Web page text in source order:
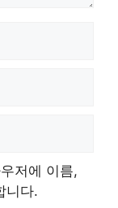
저에 이름,
니다.